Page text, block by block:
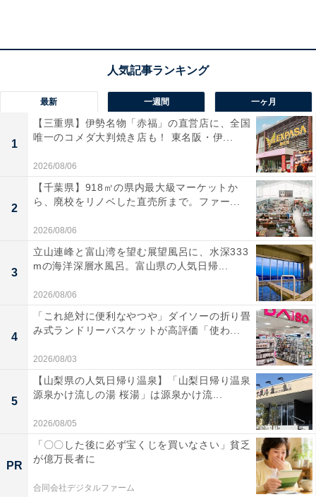
「正直落ちるだけだけど、楽しい！行ったら必ず乗
りたい！」（40代女性／沖縄県）
映画「トイ・ストーリー」でおもちゃたちが見ている世
界に入り込んで楽しめるアトラクション。3Dメガネをか
けてトラムに乗り込み、ウッディやバズたちとシューテ
最新 一週間 一ヶ月
1
【三重県】伊勢名物「赤福」の直営店に、全国
唯一のコメダ大判焼き店も！ 東名阪・伊...
2026/08/06
2
【千葉県】918㎡の県内最大級マーケットか
ら、廃校をリノベした直売所まで。ファー...
2026/08/06
3
立山連峰と富山湾を望む展望風呂に、水深333
mの海洋深層水風呂。富山県の人気日帰...
2026/08/06
4
「これ絶対に便利なやつや」ダイソーの折り畳
み式ランドリーバスケットが高評価「使わ...
2026/08/03
5
【山梨県の人気日帰り温泉】「山梨日帰り温泉
源泉かけ流しの湯 桜湯」は源泉かけ流...
2026/08/05
PR
「〇〇した後に必ず宝くじを買いなさい」貧乏
が億万長者に
合同会社デジタルファーム